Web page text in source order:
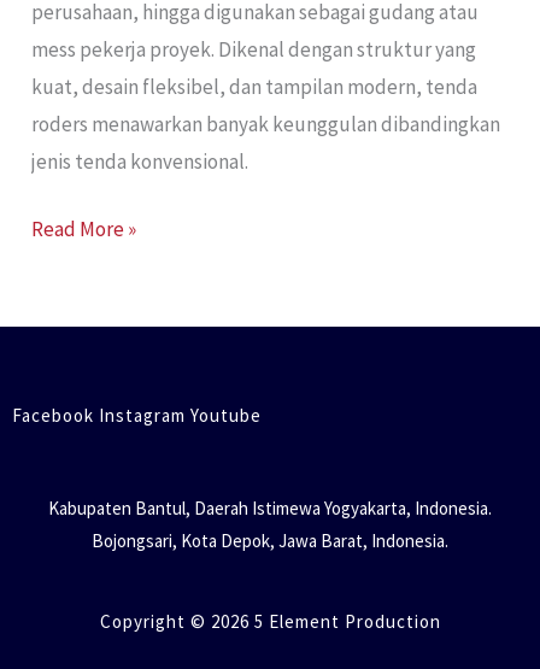
perusahaan, hingga digunakan sebagai gudang atau
mess pekerja proyek. Dikenal dengan struktur yang
kuat, desain fleksibel, dan tampilan modern, tenda
roders menawarkan banyak keunggulan dibandingkan
jenis tenda konvensional.
Read More »
Facebook Instagram Youtube
Kabupaten Bantul, Daerah Istimewa Yogyakarta, Indonesia.
Bojongsari, Kota Depok, Jawa Barat, Indonesia.
Copyright © 2026 5 Element Production